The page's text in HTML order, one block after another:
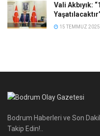
Vali Akbıyık:
15 TEMMUZ 2025
Bodrum Haberleri ve Son
Takip Edin!..